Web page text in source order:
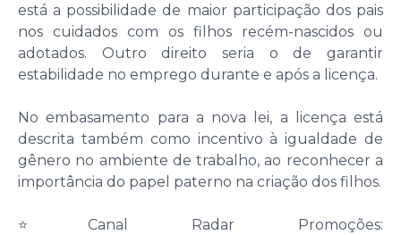
está a possibilidade de maior participação dos pais
nos cuidados com os filhos recém-nascidos ou
adotados. Outro direito seria o de garantir
estabilidade no emprego durante e após a licença.
No embasamento para a nova lei, a licença está
descrita também como incentivo à igualdade de
gênero no ambiente de trabalho, ao reconhecer a
importância do papel paterno na criação dos filhos.
⭐️Canal Radar Promoções: